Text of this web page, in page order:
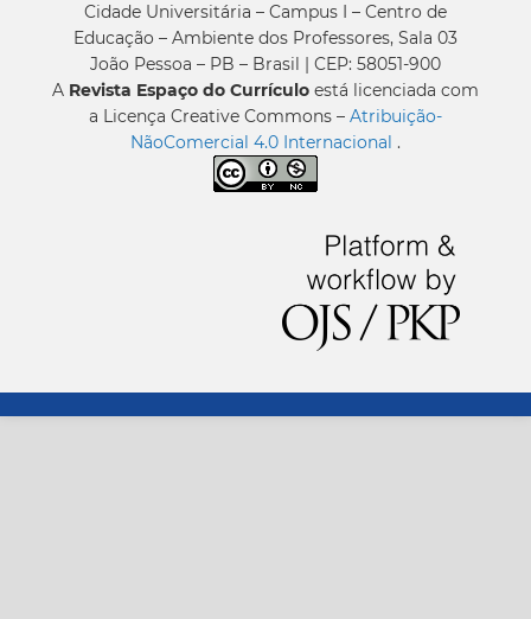
Cidade Universitária – Campus I – Centro de
Educação – Ambiente dos Professores, Sala 03
João Pessoa – PB – Brasil | CEP: 58051-900
A Revista Espaço do Currículo está licenciada com
a Licença Creative Commons – Atribuição-
NãoComercial 4.0 Internacional .